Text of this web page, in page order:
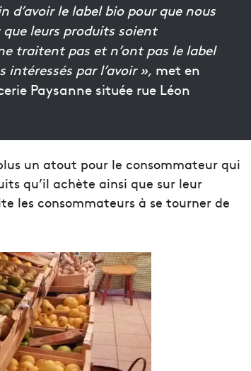
d’avoir le label bio pour que nous
leurs produits soient
traitent pas et n’ont pas le label
par l’avoir », met en
Paysanne située rue Léon
un atout pour le consommateur qui
qu’il achète ainsi que sur leur
les consommateurs à se tourner de